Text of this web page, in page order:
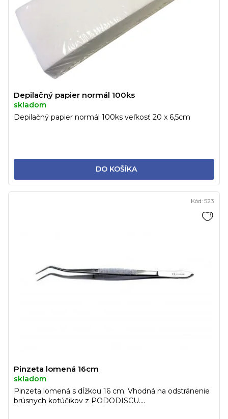
Depilačný papier normál 100ks
skladom
DO KOŠÍKA
Depilačný papier normál 100ks veľkosť 20 x 6,5cm
Pinzeta lomená 16cm
skladom
Pinzeta lomená s dĺžkou 16 cm. Vhodná na odstránenie
brúsnych kotúčikov z PODODISCU....
Kód: 523